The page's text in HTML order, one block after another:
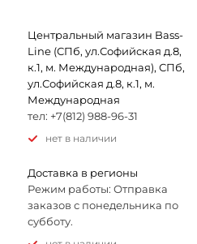
Центральный магазин Bass-
Line (СПб, ул.Софийская д.8,
к.1, м. Международная), СПб,
ул.Софийская д.8, к.1, м.
Международная
тел: +7(812) 988-96-31
Нет в наличии
Доставка в регионы
Режим работы: Отправка
заказов с понедельника по
субботу.